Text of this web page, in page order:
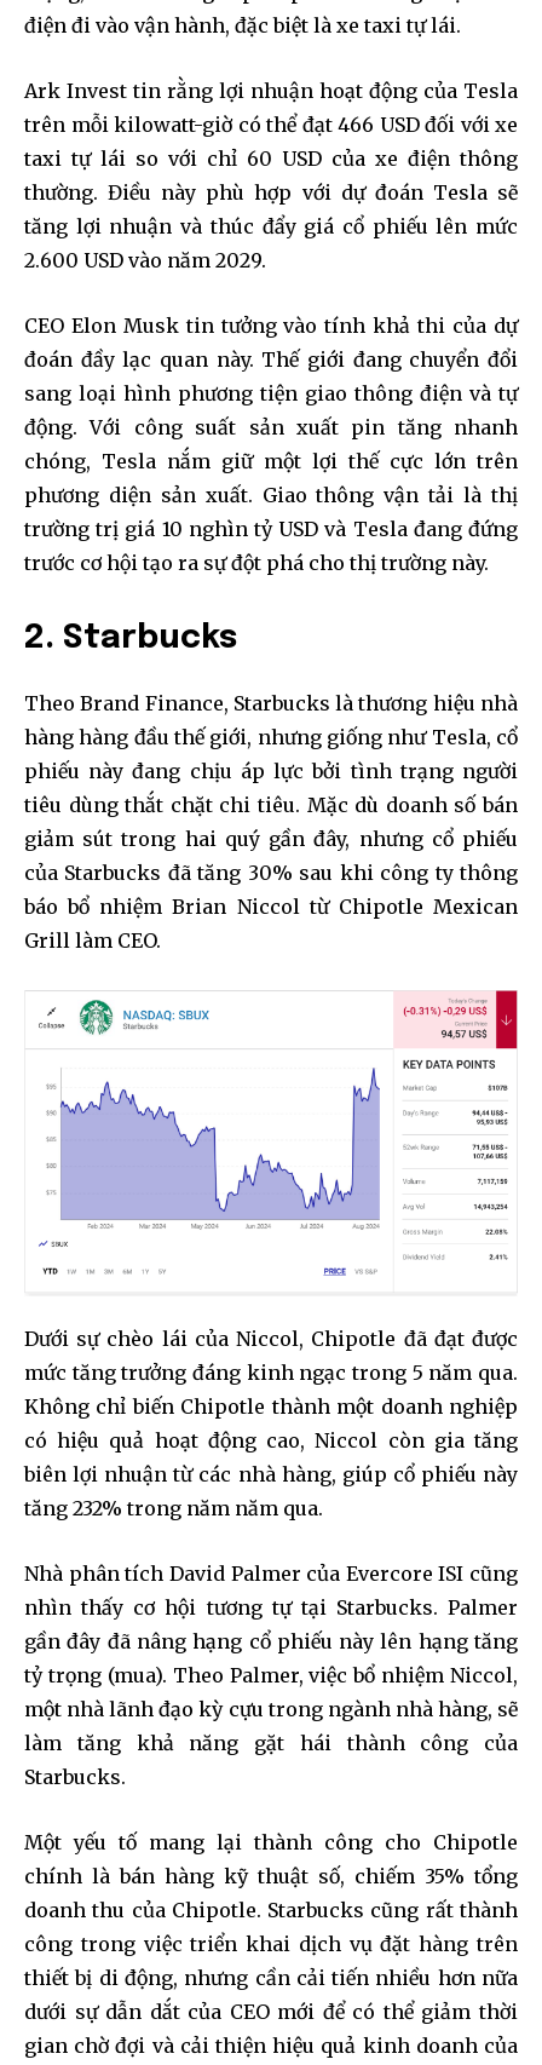
điện đi vào vận hành, đặc biệt là xe taxi tự lái.
Ark Invest tin rằng lợi nhuận hoạt động của Tesla
trên mỗi kilowatt-giờ có thể đạt 466 USD đối với xe
taxi tự lái so với chỉ 60 USD của xe điện thông
thường. Điều này phù hợp với dự đoán Tesla sẽ
tăng lợi nhuận và thúc đẩy giá cổ phiếu lên mức
2.600 USD vào năm 2029.
CEO Elon Musk tin tưởng vào tính khả thi của dự
đoán đầy lạc quan này. Thế giới đang chuyển đổi
sang loại hình phương tiện giao thông điện và tự
động. Với công suất sản xuất pin tăng nhanh
chóng, Tesla nắm giữ một lợi thế cực lớn trên
phương diện sản xuất. Giao thông vận tải là thị
trường trị giá 10 nghìn tỷ USD và Tesla đang đứng
trước cơ hội tạo ra sự đột phá cho thị trường này.
2. Starbucks
Theo Brand Finance, Starbucks là thương hiệu nhà
hàng hàng đầu thế giới, nhưng giống như Tesla, cổ
phiếu này đang chịu áp lực bởi tình trạng người
tiêu dùng thắt chặt chi tiêu. Mặc dù doanh số bán
giảm sút trong hai quý gần đây, nhưng cổ phiếu
của Starbucks đã tăng 30% sau khi công ty thông
báo bổ nhiệm Brian Niccol từ Chipotle Mexican
Grill làm CEO.
Dưới sự chèo lái của Niccol, Chipotle đã đạt được
mức tăng trưởng đáng kinh ngạc trong 5 năm qua.
Không chỉ biến Chipotle thành một doanh nghiệp
có hiệu quả hoạt động cao, Niccol còn gia tăng
biên lợi nhuận từ các nhà hàng, giúp cổ phiếu này
tăng 232% trong năm năm qua.
Nhà phân tích David Palmer của Evercore ISI cũng
nhìn thấy cơ hội tương tự tại Starbucks. Palmer
gần đây đã nâng hạng cổ phiếu này lên hạng tăng
tỷ trọng (mua). Theo Palmer, việc bổ nhiệm Niccol,
một nhà lãnh đạo kỳ cựu trong ngành nhà hàng, sẽ
làm tăng khả năng gặt hái thành công của
Starbucks.
Một yếu tố mang lại thành công cho Chipotle
chính là bán hàng kỹ thuật số, chiếm 35% tổng
doanh thu của Chipotle. Starbucks cũng rất thành
công trong việc triển khai dịch vụ đặt hàng trên
thiết bị di động, nhưng cần cải tiến nhiều hơn nữa
dưới sự dẫn dắt của CEO mới để có thể giảm thời
gian chờ đợi và cải thiện hiệu quả kinh doanh của